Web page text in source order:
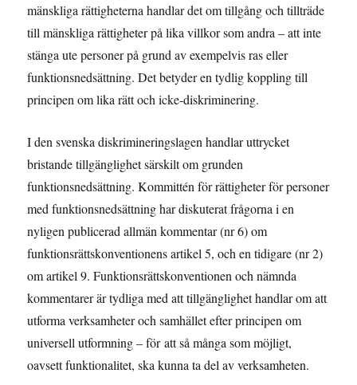
mänskliga rättigheterna handlar det om tillgång och tillträde
till mänskliga rättigheter på lika villkor som andra – att inte
stänga ute personer på grund av exempelvis ras eller
funktionsnedsättning. Det betyder en tydlig koppling till
principen om lika rätt och icke-diskriminering.
I den svenska diskrimineringslagen handlar uttrycket
bristande tillgänglighet särskilt om grunden
funktionsnedsättning. Kommittén för rättigheter för personer
med funktionsnedsättning har diskuterat frågorna i en
nyligen publicerad allmän kommentar (nr 6) om
funktionsrättskonventionens artikel 5, och en tidigare (nr 2)
om artikel 9. Funktionsrättskonventionen och nämnda
kommentarer är tydliga med att tillgänglighet handlar om att
utforma verksamheter och samhället efter principen om
universell utformning – för att så många som möjligt,
oavsett funktionalitet, ska kunna ta del av verksamheten.